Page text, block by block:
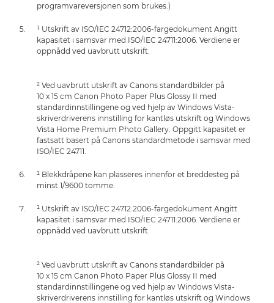
programvareversjonen som brukes.)
¹ Utskrift av ISO/IEC 24712:2006-fargedokument Angitt
kapasitet i samsvar med ISO/IEC 24711:2006. Verdiene er
oppnådd ved uavbrutt utskrift.
² Ved uavbrutt utskrift av Canons standardbilder på
10 x 15 cm Canon Photo Paper Plus Glossy II med
standardinnstillingene og ved hjelp av Windows Vista-
skriverdriverens innstilling for kantløs utskrift og Windows
Vista Home Premium Photo Gallery. Oppgitt kapasitet er
fastsatt basert på Canons standardmetode i samsvar med
ISO/IEC 24711.
¹ Blekkdråpene kan plasseres innenfor et breddesteg på
minst 1/9600 tomme.
¹ Utskrift av ISO/IEC 24712:2006-fargedokument Angitt
kapasitet i samsvar med ISO/IEC 24711:2006. Verdiene er
oppnådd ved uavbrutt utskrift.
² Ved uavbrutt utskrift av Canons standardbilder på
10 x 15 cm Canon Photo Paper Plus Glossy II med
standardinnstillingene og ved hjelp av Windows Vista-
skriverdriverens innstilling for kantløs utskrift og Windows